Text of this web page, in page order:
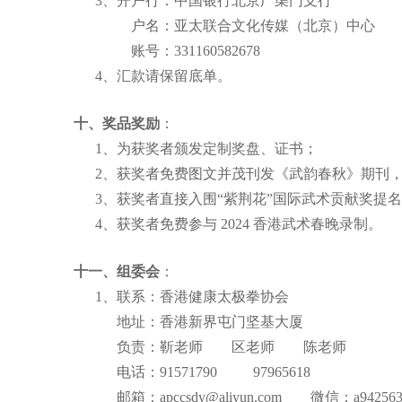
户名：亚太联合文化传媒（北京）中心
账号：331160582678
4、汇款请保留底单。
十、奖品奖励 ：
1、为获奖者颁发定制奖盘、证书；
2、获奖者免费图文并茂刊发《武韵春秋》期刊，
3、获奖者直接入围“紫荆花”国际武术贡献奖提名
4、获奖者免费参与 2024 香港武术春晚录制。
十一、组委会 ：
1、联系：香港健康太极拳协会
地址：香港新界屯门坚基大厦
负责：靳老师 区老师 陈老师
电话： 91571790 97965618
邮箱： apccsdy@aliyun.com 微信：